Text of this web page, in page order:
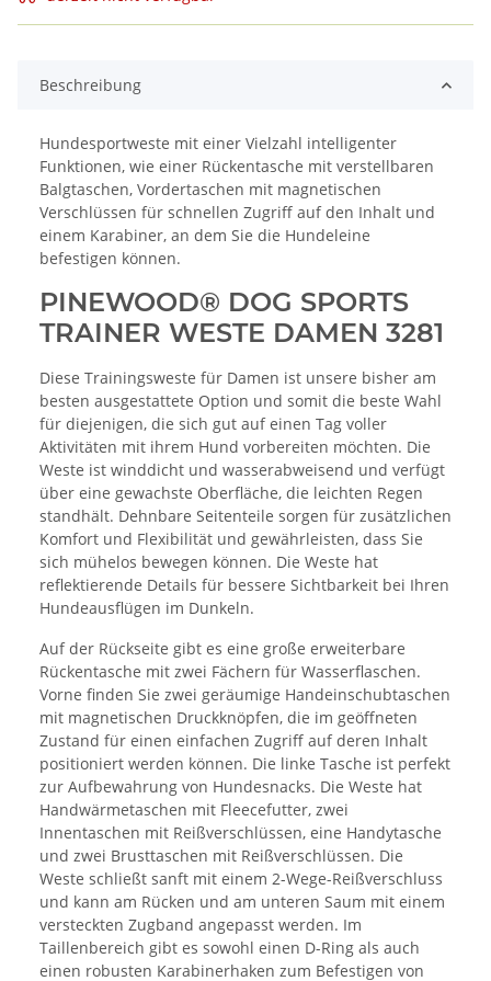
Beschreibung
Hundesportweste mit einer Vielzahl intelligenter
Funktionen, wie einer Rückentasche mit verstellbaren
Balgtaschen, Vordertaschen mit magnetischen
Verschlüssen für schnellen Zugriff auf den Inhalt und
einem Karabiner, an dem Sie die Hundeleine
befestigen können.
PINEWOOD® DOG SPORTS
TRAINER WESTE DAMEN 3281
Diese Trainingsweste für Damen ist unsere bisher am
besten ausgestattete Option und somit die beste Wahl
für diejenigen, die sich gut auf einen Tag voller
Aktivitäten mit ihrem Hund vorbereiten möchten. Die
Weste ist winddicht und wasserabweisend und verfügt
über eine gewachste Oberfläche, die leichten Regen
standhält. Dehnbare Seitenteile sorgen für zusätzlichen
Komfort und Flexibilität und gewährleisten, dass Sie
sich mühelos bewegen können. Die Weste hat
reflektierende Details für bessere Sichtbarkeit bei Ihren
Hundeausflügen im Dunkeln.
Auf der Rückseite gibt es eine große erweiterbare
Rückentasche mit zwei Fächern für Wasserflaschen.
Vorne finden Sie zwei geräumige Handeinschubtaschen
mit magnetischen Druckknöpfen, die im geöffneten
Zustand für einen einfachen Zugriff auf deren Inhalt
positioniert werden können. Die linke Tasche ist perfekt
zur Aufbewahrung von Hundesnacks. Die Weste hat
Handwärmetaschen mit Fleecefutter, zwei
Innentaschen mit Reißverschlüssen, eine Handytasche
und zwei Brusttaschen mit Reißverschlüssen. Die
Weste schließt sanft mit einem 2-Wege-Reißverschluss
und kann am Rücken und am unteren Saum mit einem
versteckten Zugband angepasst werden. Im
Taillenbereich gibt es sowohl einen D-Ring als auch
einen robusten Karabinerhaken zum Befestigen von